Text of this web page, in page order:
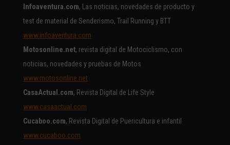
Infoaventura.com, Las noticias, novedades de producto y
test de material de Senderismo, Trail Running y BTT
www.infoaventura.com
Motosonline.net, revista digital de Motociclismo, con
noticias, novedades y pruebas de Motos
www.motosonline.net
CasaActual.com, Revista Digital de Life Style
www.casaactual.com
Cucaboo.com, Revista Digital de Puericultura e infantil
www.cucaboo.com